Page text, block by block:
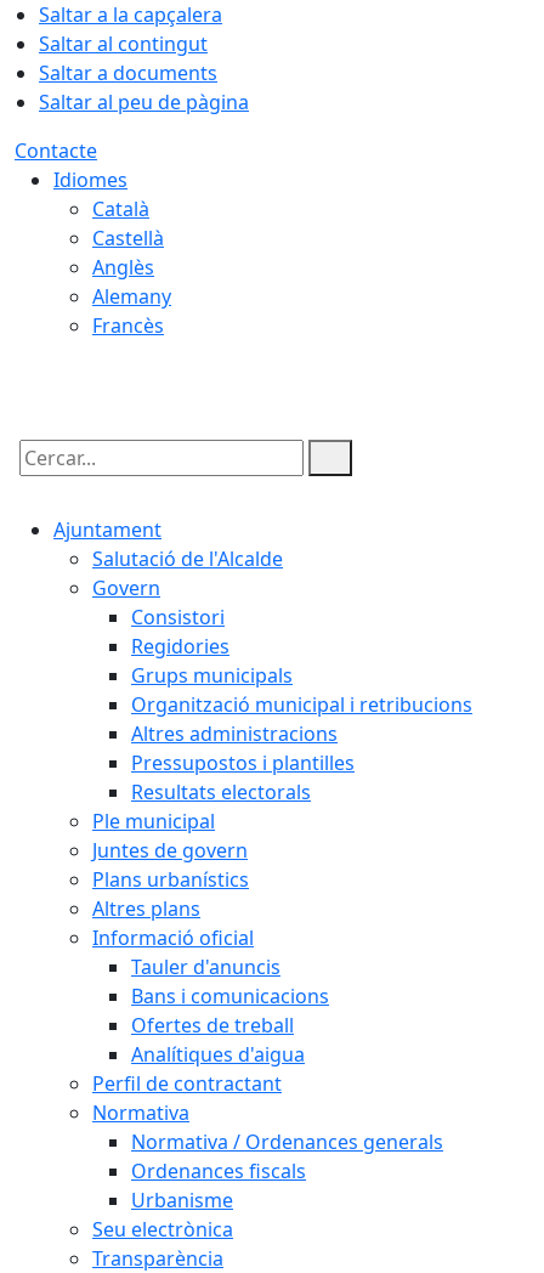
Saltar a la capçalera
Saltar al contingut
Saltar a documents
Saltar al peu de pàgina
Contacte
Idiomes
Català
Castellà
Anglès
Alemany
Francès
Cercar:
Ajuntament
Salutació de l'Alcalde
Govern
Consistori
Regidories
Grups municipals
Organització municipal i retribucions
Altres administracions
Pressupostos i plantilles
Resultats electorals
Ple municipal
Juntes de govern
Plans urbanístics
Altres plans
Informació oficial
Tauler d'anuncis
Bans i comunicacions
Ofertes de treball
Analítiques d'aigua
Perfil de contractant
Normativa
Normativa / Ordenances generals
Ordenances fiscals
Urbanisme
Seu electrònica
Transparència